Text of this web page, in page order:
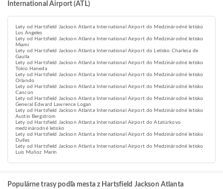
International Airport (ATL)
Lety od Hartsfield Jackson Atlanta International Airport do Medzinárodné letisko
Los Angeles
Lety od Hartsfield Jackson Atlanta International Airport do Medzinárodné letisko
Miami
Lety od Hartsfield Jackson Atlanta International Airport do Letisko Charlesa de
Gaulla
Lety od Hartsfield Jackson Atlanta International Airport do Medzinárodné letisko
Tokio Haneda
Lety od Hartsfield Jackson Atlanta International Airport do Medzinárodné letisko
Orlando
Lety od Hartsfield Jackson Atlanta International Airport do Medzinárodné letisko
Cancún
Lety od Hartsfield Jackson Atlanta International Airport do Medzinárodné letisko
General Edward Lawrence Logan
Lety od Hartsfield Jackson Atlanta International Airport do Medzinárodné letisko
Austin Bergstrom
Lety od Hartsfield Jackson Atlanta International Airport do Atatürkovo
medzinárodné letisko
Lety od Hartsfield Jackson Atlanta International Airport do Medzinárodné letisko
Dulles
Lety od Hartsfield Jackson Atlanta International Airport do Medzinárodné letisko
Luis Muñoz Marín
Populárne trasy podľa mesta z Hartsfield Jackson Atlanta